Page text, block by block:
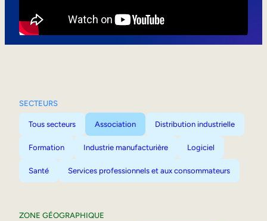
SECTEURS
Tous secteurs Association Distribution industrielle
Formation Industrie manufacturière Logiciel
Santé Services professionnels et aux consommateurs
ZONE GÉOGRAPHIQUE